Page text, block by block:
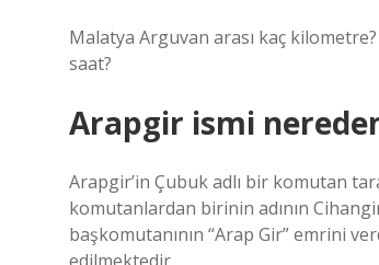
Malatya Arguvan arası kaç
saat?
Arapgir ismi
Arapgir’in Çubuk adlı bir komutan
komutanlardan birinin adının
başkomutanının “Arap Gir” emrini